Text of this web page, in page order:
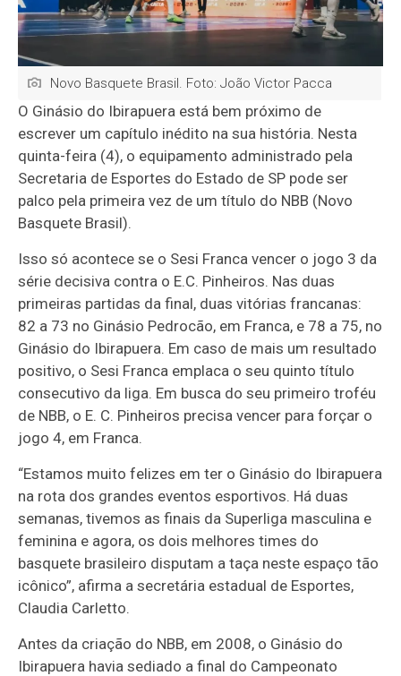
Novo Basquete Brasil. Foto: João Victor Pacca
O Ginásio do Ibirapuera está bem próximo de
escrever um capítulo inédito na sua história. Nesta
quinta-feira (4), o equipamento administrado pela
Secretaria de Esportes do Estado de SP pode ser
palco pela primeira vez de um título do NBB (Novo
Basquete Brasil).
Isso só acontece se o Sesi Franca vencer o jogo 3 da
série decisiva contra o E.C. Pinheiros. Nas duas
primeiras partidas da final, duas vitórias francanas:
82 a 73 no Ginásio Pedrocão, em Franca, e 78 a 75, no
Ginásio do Ibirapuera. Em caso de mais um resultado
positivo, o Sesi Franca emplaca o seu quinto título
consecutivo da liga. Em busca do seu primeiro troféu
de NBB, o E. C. Pinheiros precisa vencer para forçar o
jogo 4, em Franca.
“Estamos muito felizes em ter o Ginásio do Ibirapuera
na rota dos grandes eventos esportivos. Há duas
semanas, tivemos as finais da Superliga masculina e
feminina e agora, os dois melhores times do
basquete brasileiro disputam a taça neste espaço tão
icônico”, afirma a secretária estadual de Esportes,
Claudia Carletto.
Antes da criação do NBB, em 2008, o Ginásio do
Ibirapuera havia sediado a final do Campeonato